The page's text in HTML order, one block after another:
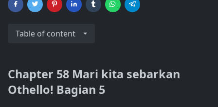
Table of content
Chapter 58 Mari kita sebarkan
Othello! Bagian 5